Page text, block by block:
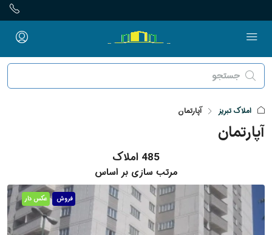
املاک تبریز آپارتمان
آپارتمان
485 املاک
مرتب سازی بر اساس
فروش عکس دار